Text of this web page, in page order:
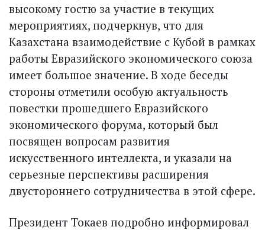
высокому гостю за участие в текущих
мероприятиях, подчеркнув, что для
Казахстана взаимодействие с Кубой в рамках
работы Евразийского экономического союза
имеет большое значение. В ходе беседы
стороны отметили особую актуальность
повестки прошедшего Евразийского
экономического форума, который был
посвящен вопросам развития
искусственного интеллекта, и указали на
серьезные перспективы расширения
двустороннего сотрудничества в этой сфере.
Президент Токаев подробно информировал